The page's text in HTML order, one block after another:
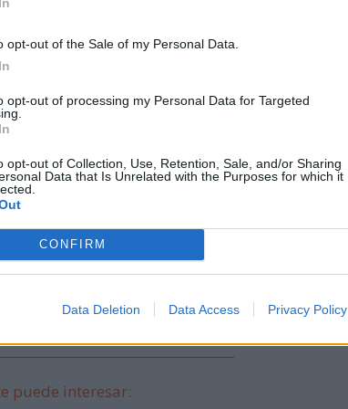
opt-out of the Sale of my Personal Data.
opt-out of processing my Personal Data for Targeted
opt-out of Collection, Use, Retention, Sale, and/or Sharing
Data that Is Unrelated with the Purposes for which it
CONFIRM
Data Deletion Data Access Privacy Policy
virtud de frenar un conflicto.
consideradas multilateralismos, aunque
a resolver no afecta directamente al
se vean afectadas una o varias naciones,
migración, subida de los precios en
e inestabilidad social y psicológica para
como los que simplemente se enteran
puede interesar: